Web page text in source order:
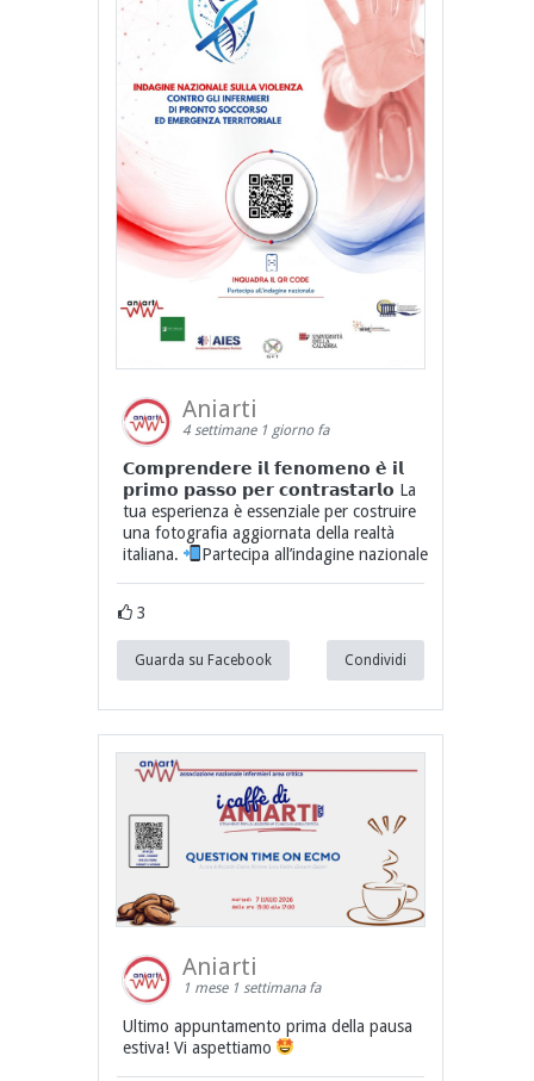
Aniarti
4 settimane 1 giorno fa
𝗖𝗼𝗺𝗽𝗿𝗲𝗻𝗱𝗲𝗿𝗲 𝗶𝗹 𝗳𝗲𝗻𝗼𝗺𝗲𝗻𝗼 𝗲̀ 𝗶𝗹
𝗽𝗿𝗶𝗺𝗼 𝗽𝗮𝘀𝘀𝗼 𝗽𝗲𝗿 𝗰𝗼𝗻𝘁𝗿𝗮𝘀𝘁𝗮𝗿𝗹𝗼 La
tua esperienza è essenziale per costruire
una fotografia aggiornata della realtà
italiana.
Partecipa all’indagine nazionale
3
Guarda su Facebook Condividi
Aniarti
1 mese 1 settimana fa
Ultimo appuntamento prima della pausa
estiva! Vi aspettiamo